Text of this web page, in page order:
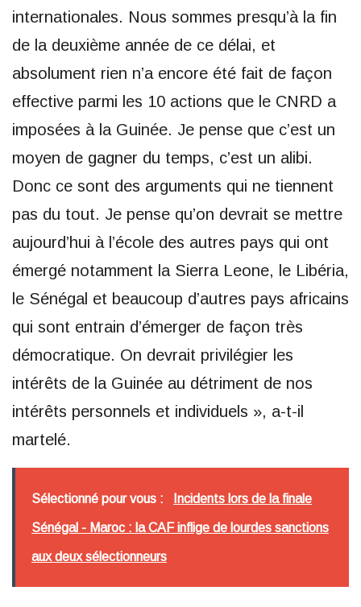
internationales. Nous sommes presqu’à la fin
de la deuxième année de ce délai, et
absolument rien n’a encore été fait de façon
effective parmi les 10 actions que le CNRD a
imposées à la Guinée. Je pense que c’est un
moyen de gagner du temps, c’est un alibi.
Donc ce sont des arguments qui ne tiennent
pas du tout. Je pense qu’on devrait se mettre
aujourd’hui à l’école des autres pays qui ont
émergé notamment la Sierra Leone, le Libéria,
le Sénégal et beaucoup d’autres pays africains
qui sont entrain d’émerger de façon très
démocratique. On devrait privilégier les
intérêts de la Guinée au détriment de nos
intérêts personnels et individuels », a-t-il
martelé.
Sélectionné pour vous : Incidents lors de la finale
Sénégal - Maroc : la CAF inflige de lourdes sanctions
aux deux sélectionneurs